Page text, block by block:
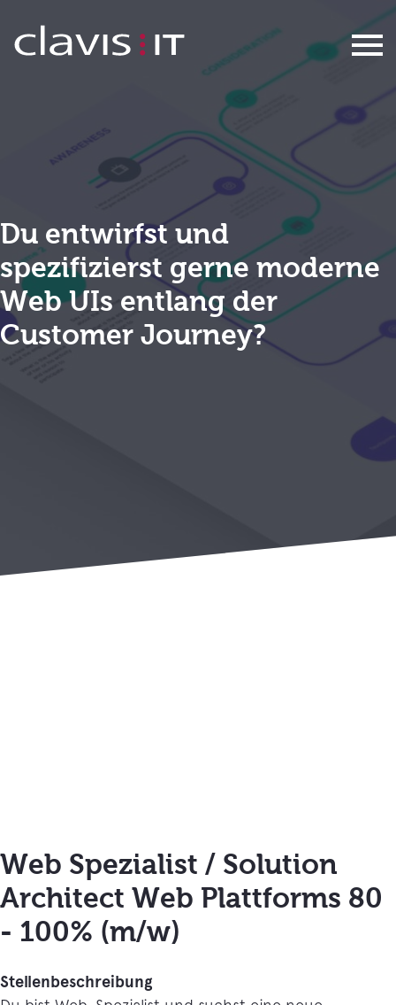
Web Spezialist / Solutions
Du entwirfst und
spezifizierst gerne moderne
Web UIs entlang der
Customer Journey?
Web Spezialist / Solution
Architect Web Plattforms 80
- 100% (m/w)
Stellenbeschreibung